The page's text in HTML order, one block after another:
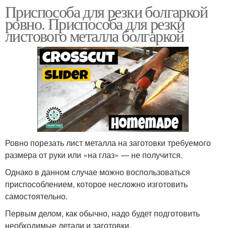
Приспособа для резки болгаркой
ровно. Приспособа для резки
листового металла болгаркой
Ровно порезать лист металла на заготовки требуемого
размера от руки или «на глаз» — не получится.
Однако в данном случае можно воспользоваться
приспособлением, которое несложно изготовить
самостоятельно.
Первым делом, как обычно, надо будет подготовить
необходимые детали и заготовки.